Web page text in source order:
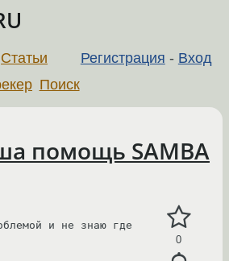
Регистрация - Вход
Статьи
Поиск
помощь SAMBA
0
и не знаю где